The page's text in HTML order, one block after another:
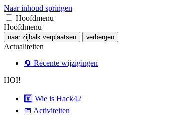
Naar inhoud springen
Hoofdmenu
Hoofdmenu
naar zijbalk verplaatsen verbergen
Actualiteiten
🔄 Recente wijzigingen
HOI!
#️⃣ Wie is Hack42
📅 Activiteiten